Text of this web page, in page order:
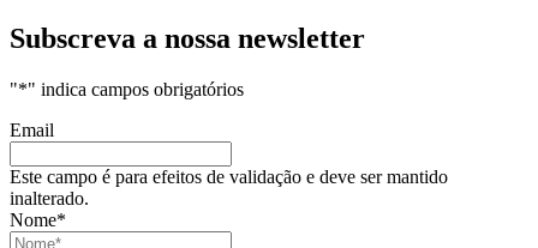
Subscreva a nossa newsletter
"*" indica campos obrigatórios
Email
Este campo é para efeitos de validação e deve ser mantido
inalterado.
Nome*